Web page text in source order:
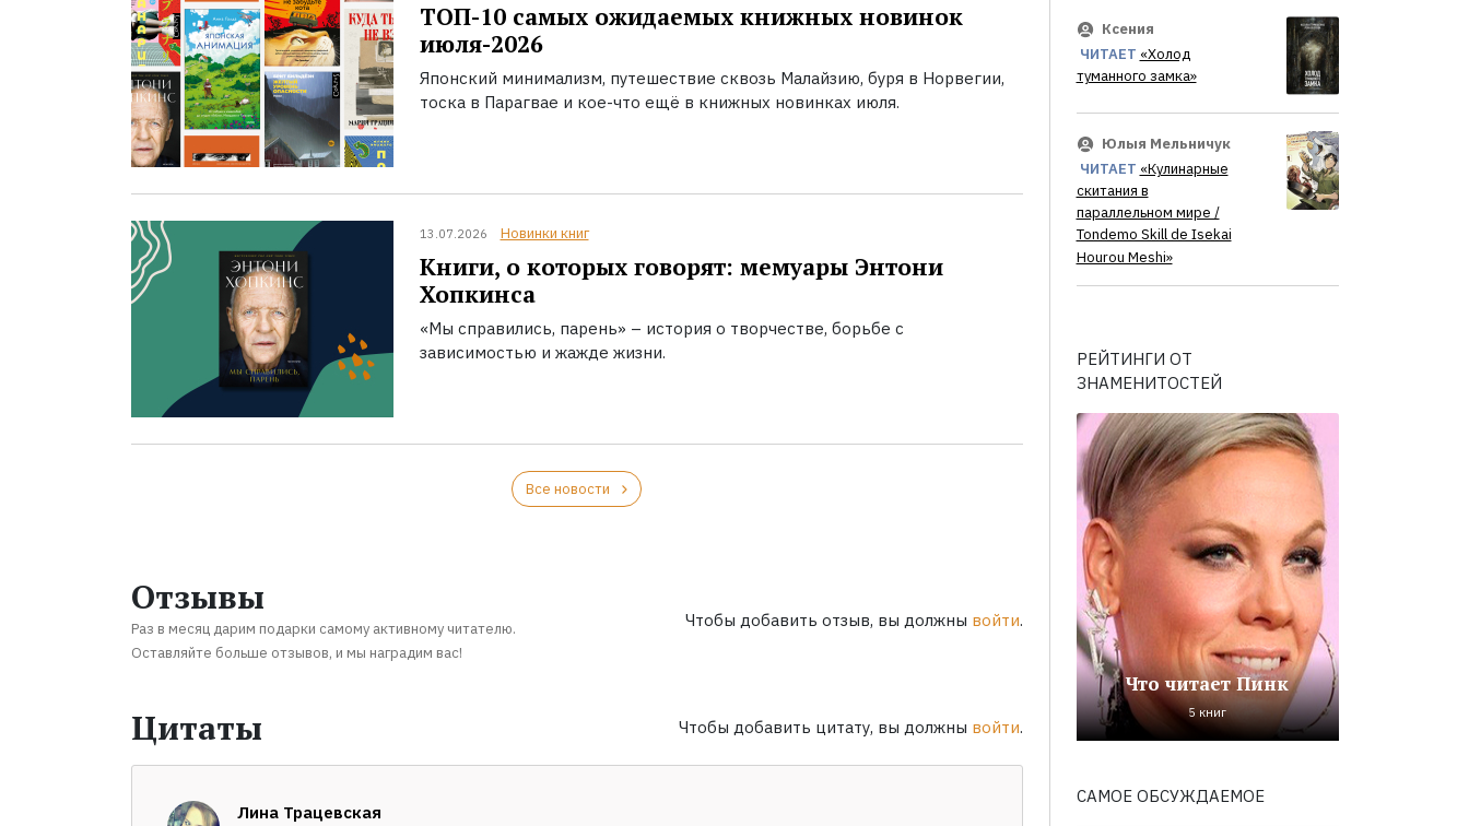
ТОП-10 самых ожидаемых книжных новинок
июля-2026
Японский минимализм, путешествие сквозь Малайзию, буря в Норвегии,
тоска в Парагвае и кое-что ещё в книжных новинках июля.
13.07.2026 Новинки книг
Книги, о которых говорят: мемуары Энтони
Хопкинса
«Мы справились, парень» – история о творчестве, борьбе с
зависимостью и жажде жизни.
Все новости
Отзывы
Раз в месяц дарим подарки самому активному читателю.
Оставляйте больше отзывов, и мы наградим вас!
Чтобы добавить отзыв, вы должны войти.
Цитаты Чтобы добавить цитату, вы должны войти.
Лина Трацевская
Ксения
ЧИТАЕТ «Холод
туманного замка»
Юлыя Мельничук
ЧИТАЕТ «Кулинарные
скитания в
параллельном мире /
Tondemo Skill de Isekai
Hourou Meshi»
РЕЙТИНГИ ОТ
ЗНАМЕНИТОСТЕЙ
Что читает Пинк
5 книг
САМОЕ ОБСУЖДАЕМОЕ